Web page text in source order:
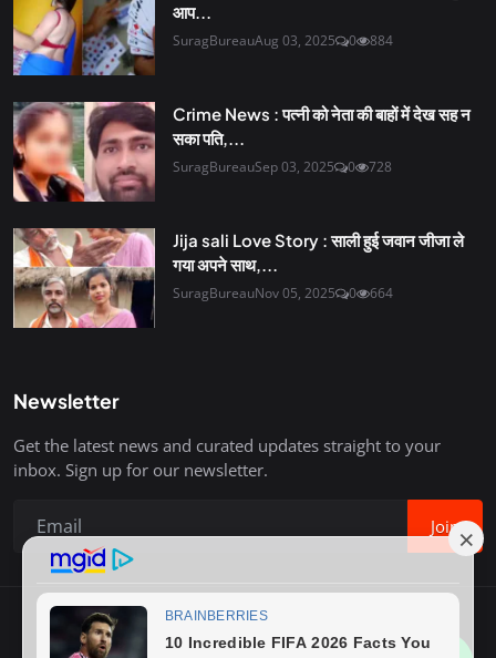
आप...
SuragBureauAug 03, 2025 0 884
Crime News : पत्नी को नेता की बाहों में देख सह न
सका पति,...
SuragBureauSep 03, 2025 0 728
Jija sali Love Story : साली हुई जवान जीजा ले
गया अपने साथ,...
SuragBureauNov 05, 2025 0 664
Newsletter
Get the latest news and curated updates straight to your
inbox. Sign up for our newsletter.
Join
Copyright © 2020-26 Surag Bureau. All Rights Reserved.